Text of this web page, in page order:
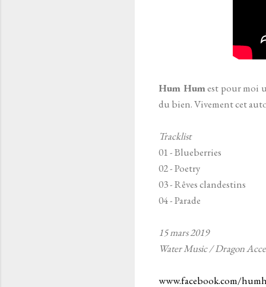
Hum Humest pour moi
du bien. Vivement cet
Tracklist
01 - Blueberries
02 - Poetry
03 - Rêves clandestins
04 - Parade
15 mars 2019
Water Music / Dragon
www.facebook.com/